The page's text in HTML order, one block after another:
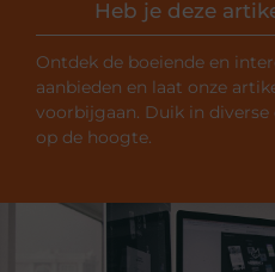
Heb je deze
Ontdek de boeiende en
aanbieden en laat onze
voorbijgaan. Duik in
op de hoogte.